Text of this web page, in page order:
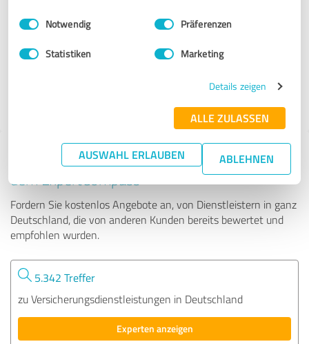
Impressum Datenschutzbestimmungen
Einwilligungsauswahl
Notwendig Präferenzen
Statistiken Marketing
Details zeigen
ALLE ZULASSEN
AUSWAHL ERLAUBEN ABLEHNEN
Juan Lopez-Casanava
Tipp: Die passenden Experten finden - mit
dem ExpertCompass
Fordern Sie kostenlos Angebote an, von Dienstleistern in ganz
Deutschland, die von anderen Kunden bereits bewertet und
empfohlen wurden.
5.342 Treffer
zu Versicherungsdienstleistungen in Deutschland
Experten anzeigen